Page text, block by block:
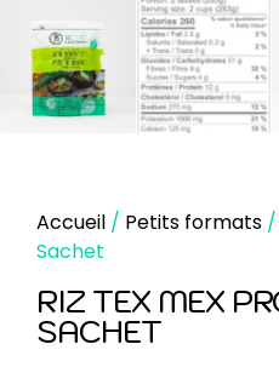
Accueil / Petits formats /
Sachet
RIZ TEX MEX
SACHET